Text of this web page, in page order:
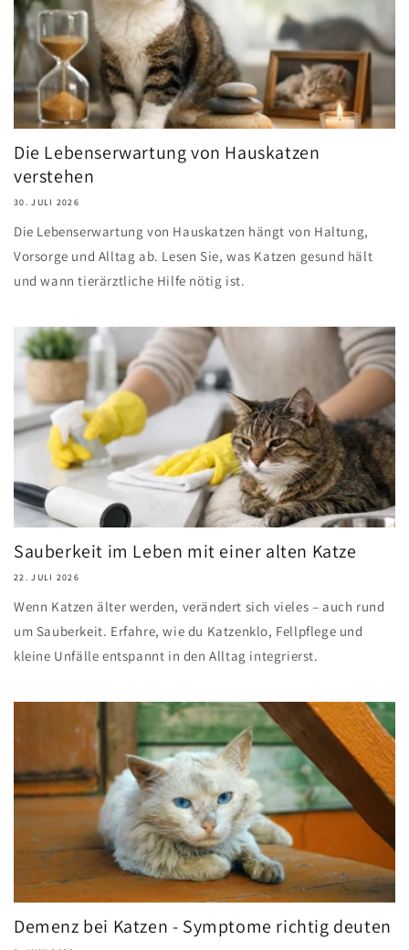
Die Lebenserwartung von Hauskatzen
verstehen
30. JULI 2026
Die Lebenserwartung von Hauskatzen hängt von Haltung,
Vorsorge und Alltag ab. Lesen Sie, was Katzen gesund hält
und wann tierärztliche Hilfe nötig ist.
Sauberkeit im Leben mit einer alten Katze
22. JULI 2026
Wenn Katzen älter werden, verändert sich vieles – auch rund
um Sauberkeit. Erfahre, wie du Katzenklo, Fellpflege und
kleine Unfälle entspannt in den Alltag integrierst.
Demenz bei Katzen - Symptome richtig deuten